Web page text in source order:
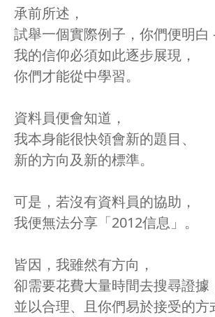
承前所述，
試舉一個實際例子，你們便明
我的信仰必須如此逐步展現，
你們才能從中學習。
資料員便會知道，
我本身能很快領會新的題目、
新的方向及新的標準。
可是，若沒有資料員的協助，
我便無法分享「2012信息」。
皆因，我雖然有方向，
卻需要花費大量時間去搜尋證據
並以合理、且你們易於接受的方